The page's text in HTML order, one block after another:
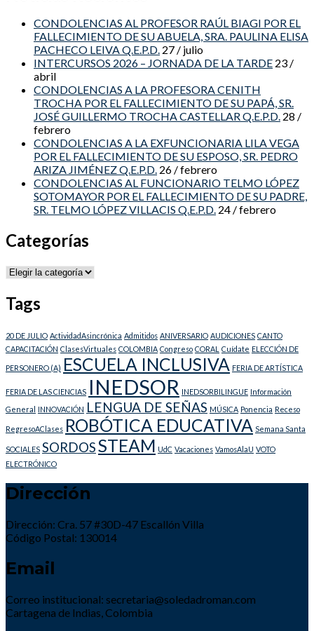
CONDOLENCIAS AL PROFESOR RAÚL BIAGI POR EL
FALLECIMIENTO DE SU ABUELA, SRA. PAULINA ELISA
PACHECO LEIVA Q.E.P.D. 27 / julio
INTERCURSOS 2026 – JORNADA DE LA TARDE 23 /
abril
CONDOLENCIAS A LA PROFESORA CENITH
TROCHA POR EL FALLECIMIENTO DE SU PAPÁ, SR.
JOSÉ GUILLERMO TROCHA CASTELLAR Q.E.P.D. 28 /
febrero
CONDOLENCIAS A LA EXFUNCIONARIA LILA VEGA
POR EL FALLECIMIENTO DE SU ESPOSO, SR. PEDRO
ARIZA JIMÉNEZ Q.E.P.D. 26 / febrero
CONDOLENCIAS AL FUNCIONARIO TELMO LÓPEZ
SOTOMAYOR POR EL FALLECIMIENTO DE SU PADRE,
SR. TELMO LÓPEZ VILLACIS Q.E.P.D. 24 / febrero
Categorías
Categorías
Tags
20 DE JULIO ActividadAsincrónica Admitidos ANIVERSARIO AUDICIONES CANTO
CAPACITACIÓN ClasesVirtuales COLOMBIA Congreso CORAL Cuídate ELECCIÓN DE
PERSONERO (A) ESCUELA INCLUSIVA FERIA DE ARTÍSTICA
FERIA DE LAS CIENCIAS INEDSOR INEDSORBILINGUE Información
General INNOVACIÓN LENGUA DE SEÑAS MÚSICA Ponencia Receso
RegresoAClases ROBÓTICA EDUCATIVA Semana Santa
SOCIALES SORDOSSTEAM UdC Vacaciones VamosAlaU VOTO
ELECTRÓNICO
Dirección
Dirección: Cra. 57 #30D-47 Escallón Villa
Código Postal: 130014
Email
Correo institucional: secretaria@soledadroman.com
Cartagena de Indias, Colombia